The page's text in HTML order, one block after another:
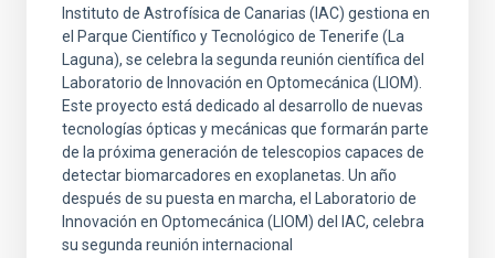
FECHA DE PUBLICACIÓN (MAX)
ORDENAR POR ORDEN
Instituto de Astrofísica de Canarias (IAC) gestiona en
el Parque Científico y Tecnológico de Tenerife (La
Laguna), se celebra la segunda reunión científica del
Laboratorio de Innovación en Optomecánica (LIOM).
Este proyecto está dedicado al desarrollo de nuevas
tecnologías ópticas y mecánicas que formarán parte
de la próxima generación de telescopios capaces de
detectar biomarcadores en exoplanetas. Un año
después de su puesta en marcha, el Laboratorio de
Innovación en Optomecánica (LIOM) del IAC, celebra
su segunda reunión internacional